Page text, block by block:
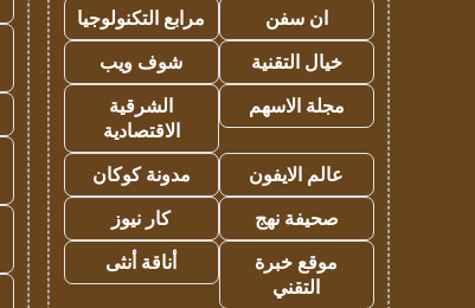
ان سفن
مرابع التكنولوجيا
خيال التقنية
شوف ويب
مجلة الاسهم
الشرقية
الاقتصادية
عالم الايفون
مدونة كوكان
صحيفة نهج
كار نيوز
موقع خبرة
التقني
أناقة أنثى